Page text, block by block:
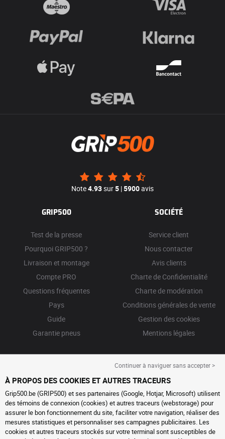
Note4.93sur5 |5900avis
GRIP500
Test de la presse
Pourquoi GRIP500 ?
Livraison et montage
Compte PRO
Questions fréquentes
Pays
Guide
Garantie pneus
SOCIÉTÉ
Service client
Nous contacter
Avis clients
Charte de Confidentialité
Charte de modération
Conditions générales de vente
Gestion des cookies
Mentions légales
Continuer à naviguer sans accepter >
À PROPOS DES COOKIES ET AUTRES TRACEURS
Grip500.be (GRIP500) et ses partenaires (Google, Hotjar, Microsoft) utilisent
des témoins de connexion (cookies) et autres traceurs (webstorage) pour
assurer le bon fonctionnement du site, faciliter votre navigation, réaliser des
mesures statistiques et personnaliser ses campagnes publicitaires. Les
cookies et autres traceurs stockés sur votre terminal sont susceptibles de